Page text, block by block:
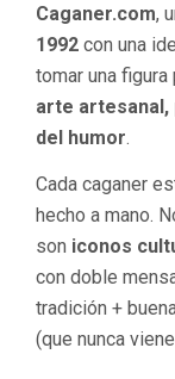
Caganer.com,
1992 con una
tomar una
arte artesanal,
del humor.
Cada caganer
hecho a mano.
son iconos
con doble
tradición +
(que nunca